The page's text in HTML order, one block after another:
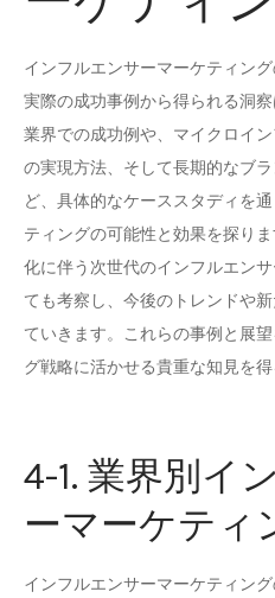
インフルエンサーマーケティン
実際の成功事例から得られる洞
業界での成功例や、マイクロイ
の実現方法、そして長期的なブ
ど、具体的なケーススタディを
ティングの可能性と効果を探り
化に伴う次世代のインフルエン
ても考察し、今後のトレンドや
ていきます。これらの事例と展
グ戦略に活かせる貴重な知見を
4-1. 業界別イ
ーマーケティ
インフルエンサーマーケティン